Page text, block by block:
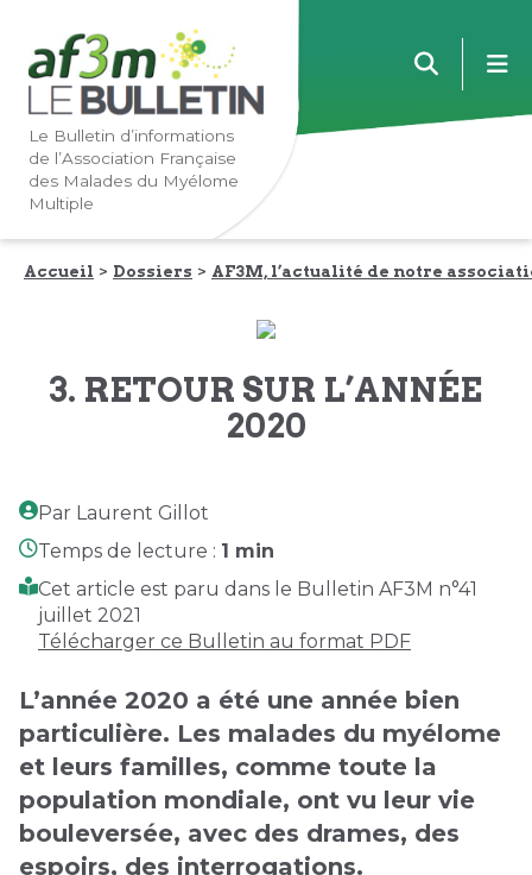
Lien
vers
navigation
principale
Lien
vers
contenu
principal
Le Bulletin d’informations
de l’Association Française
des Malades du Myélome
Multiple
Accueil Dossiers AF3M, l’actualité de notre
3. RETOUR SUR L’ANNÉE
2020
Par Laurent Gillot
Temps de lecture : 1 min
Cet article est paru dans le Bulletin AF3M n°41
juillet 2021
Télécharger ce Bulletin au format PDF
L’année 2020 a été une année bien
particulière. Les malades du myélome
et leurs familles, comme toute la
population mondiale, ont vu leur vie
bouleversée, avec des drames, des
espoirs, des interrogations.